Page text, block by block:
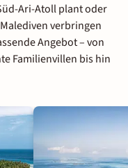
Ari-Atoll plant oder
verbringen
Angebot – von
Familienvillen bis hin